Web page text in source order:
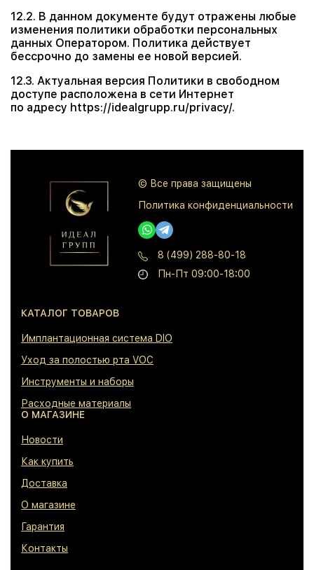
12.2. В данном документе будут отражены любые
изменения политики обработки персональных
данных Оператором. Политика действует
бессрочно до замены ее новой версией.
12.3. Актуальная версия Политики в свободном
доступе расположена в сети Интернет
по адресу https://idealgrupp.ru/privacy/.
© Все права защищены
Политика конфиденциальности
8 (499) 288-80-18
Пн-Пт 09:00-18:00
КАТАЛОГ ТОВАРОВ
⁠Имплантационная система DIO
⁠Уход за полостью рта VOC
⁠Инструменты и наборы
⁠Расходные материалы
О МАГАЗИНЕ
⁠Новости
⁠Как купить
⁠Доставка
⁠О магазине
⁠Гарантия
⁠Контакты